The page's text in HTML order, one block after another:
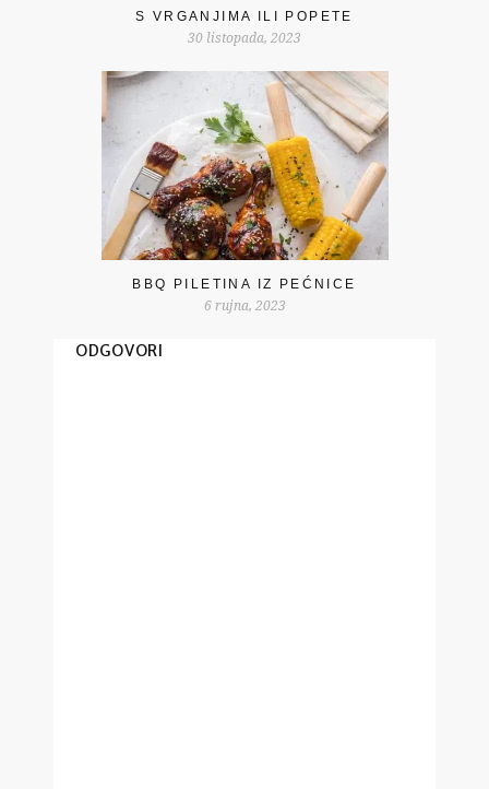
S VRGANJIMA ILI POPETE
30 listopada, 2023
BBQ PILETINA IZ PEĆNICE
6 rujna, 2023
ODGOVORI